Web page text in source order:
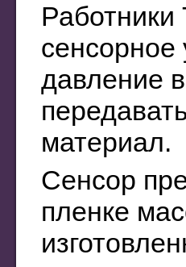
Работники
сенсорное
давление
материал.
Сенсор
пленке